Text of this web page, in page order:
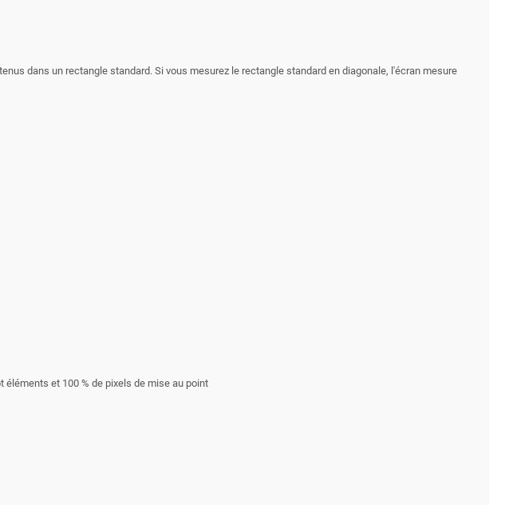
dans un rectangle standard. Si vous mesurez le rectangle standard en diagonale, l'écran mesure
et 100 % de pixels de mise au point